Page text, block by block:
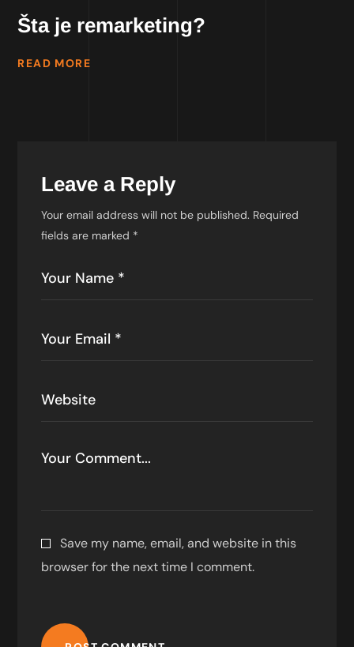
Šta je remarketing?
READ MORE
Leave a Reply
Your email address will not be published. Required
fields are marked *
Save my name, email, and website in this
browser for the next time I comment.